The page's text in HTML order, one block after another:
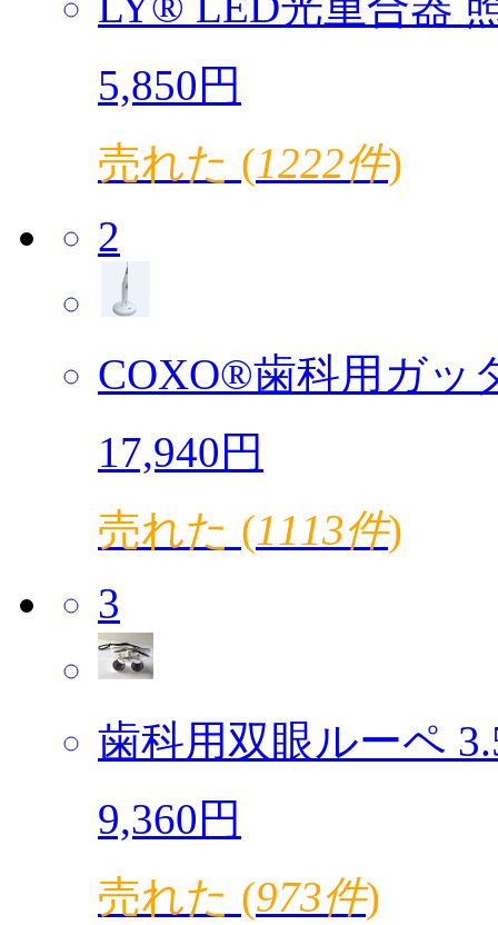
5,850円
売れた (1222件)
2
COXO®歯科用ガッ
17,940円
売れた (1113件)
3
歯科用双眼ルーペ
9,360円
売れた (973件)